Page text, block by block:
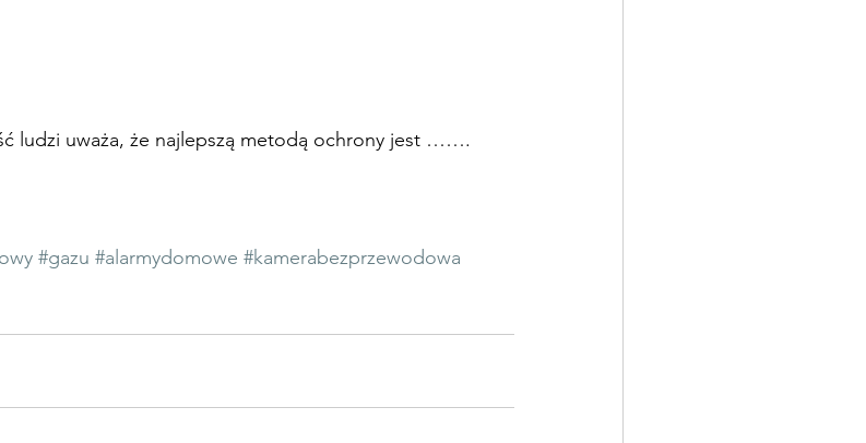
ludzi uważa, że najlepszą metodą ochrony jest …….
#gazu #alarmydomowe #kamerabezprzewodowa